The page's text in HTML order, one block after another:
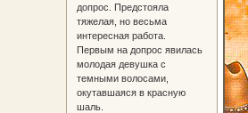
допрос. Предстояла
тяжелая, но весьма
интересная работа.
Первым на допрос явилась
молодая девушка с
темными волосами,
окутавшаяся в красную
шаль.